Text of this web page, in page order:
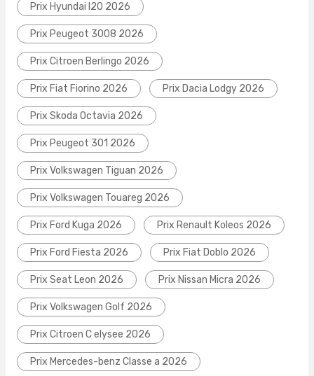
Prix Hyundai I20 2026
Prix Peugeot 3008 2026
Prix Citroen Berlingo 2026
Prix Fiat Fiorino 2026 Prix Dacia Lodgy 2026
Prix Skoda Octavia 2026
Prix Peugeot 301 2026
Prix Volkswagen Tiguan 2026
Prix Volkswagen Touareg 2026
Prix Ford Kuga 2026 Prix Renault Koleos 2026
Prix Ford Fiesta 2026 Prix Fiat Doblo 2026
Prix Seat Leon 2026 Prix Nissan Micra 2026
Prix Volkswagen Golf 2026
Prix Citroen C elysee 2026
Prix Mercedes-benz Classe a 2026